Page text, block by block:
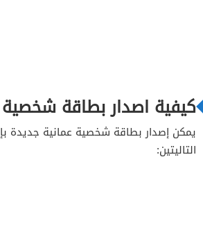
كيفية اصدار بطاقة
يمكن إصدار بطاقة شخصية عمانية جديدة
التاليتين: